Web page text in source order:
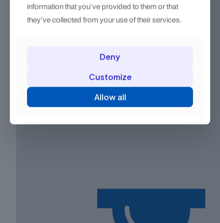
information that you’ve provided to them or that
they’ve collected from your use of their services.
Deny
Customize
Allow all